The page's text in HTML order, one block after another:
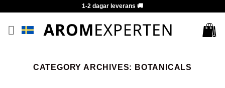
content
1-2 dagar leverans 🚚
CATEGORY ARCHIVES: BOTANICALS